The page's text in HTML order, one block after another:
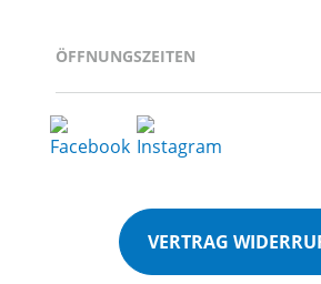
ÖFFNUNGSZEITEN
VERTRAG